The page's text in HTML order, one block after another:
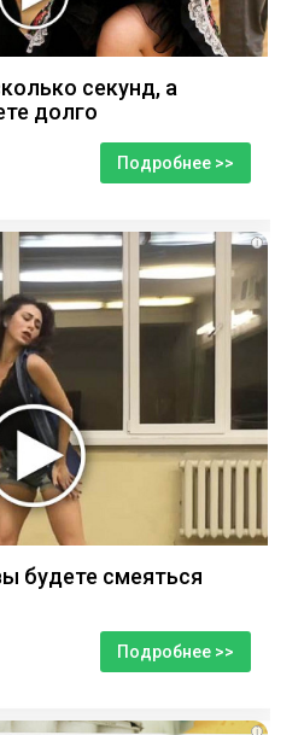
секунд, а
долго
Подробнее >>
i
будете смеяться
Подробнее >>
i